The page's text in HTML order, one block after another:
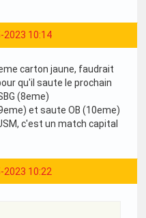
2023 10:14
carton jaune, faudrait
qu'il saute le prochain
(8eme)
et saute OB (10eme)
c'est un match capital
2023 10:22